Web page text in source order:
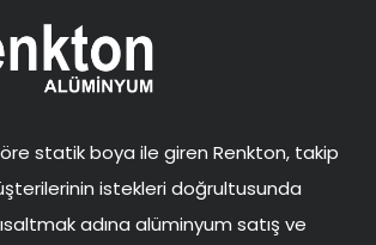
statik boya ile giren Renkton, takip
istekleri doğrultusunda
adına alüminyum satış ve